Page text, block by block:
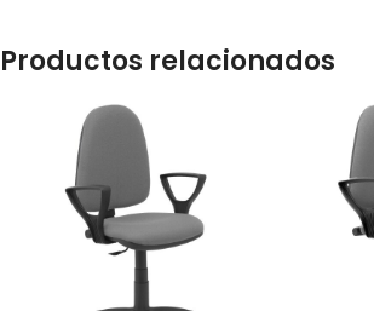
Productos relacionados